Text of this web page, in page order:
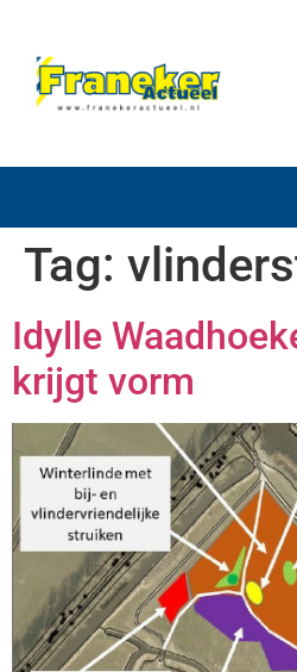
Tag:
Idylle
krijgt vorm